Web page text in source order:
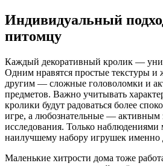
Индивидуальный
питомцу
Каждый декоративный кролик —
Одним нравятся простые текстуры и
другим — сложные головоломки и
предметов. Важно учитывать
кролики будут радоваться более
игре, а любознательные — активным
исследования. Только
наилучшему набору игрушек именно
Маленькие хитрости дома тоже